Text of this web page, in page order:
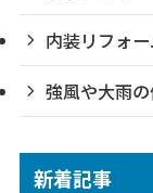
内装リフォ
強風や大雨
新着記事